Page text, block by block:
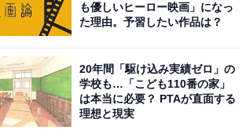
刑事』（フジテレビ系）でした。佐藤
さんがダブル主演を務めるドラマで、
村海人さんが出演しています。
刑事・四方田誠と鈴木明日香が、夫婦
も優しいヒーロー映画」になっ
た理由。予習したい作品は？
20年間「駆け込み実績ゼロ」の
学校も…「こども110番の家」
は本当に必要？ PTAが直面する
理想と現実